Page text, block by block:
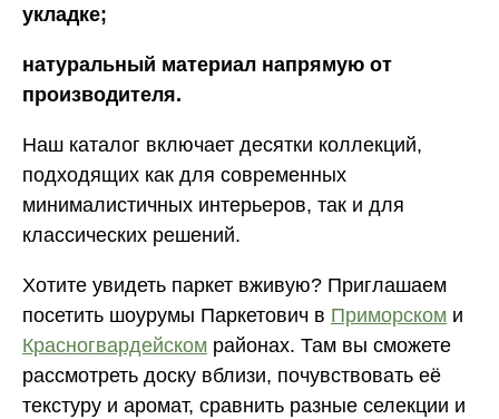
укладке;
натуральный материал напрямую от
производителя.
Наш каталог включает десятки коллекций,
подходящих как для современных
минималистичных интерьеров, так и для
классических решений.
Хотите увидеть паркет вживую? Приглашаем
посетить шоурумы Паркетович в Приморском и
Красногвардейском районах. Там вы сможете
рассмотреть доску вблизи, почувствовать её
текстуру и аромат, сравнить разные селекции и